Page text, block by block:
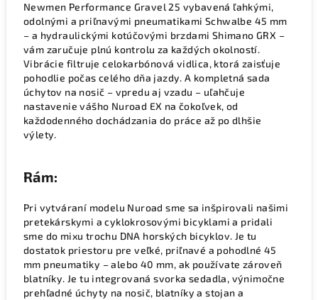
Newmen Performance Gravel 25 vybavená ľahkými,
odolnými a priľnavými pneumatikami Schwalbe 45 mm
– a hydraulickými kotúčovými brzdami Shimano GRX –
vám zaručuje plnú kontrolu za každých okolností.
Vibrácie filtruje celokarbónová vidlica, ktorá zaisťuje
pohodlie počas celého dňa jazdy. A kompletná sada
úchytov na nosič – vpredu aj vzadu – uľahčuje
nastavenie vášho Nuroad EX na čokoľvek, od
každodenného dochádzania do práce až po dlhšie
výlety.
Rám:
Pri vytváraní modelu Nuroad sme sa inšpirovali našimi
pretekárskymi a cyklokrosovými bicyklami a pridali
sme do mixu trochu DNA horských bicyklov. Je tu
dostatok priestoru pre veľké, priľnavé a pohodlné 45
mm pneumatiky – alebo 40 mm, ak používate zároveň
blatníky. Je tu integrovaná svorka sedadla, výnimočne
prehľadné úchyty na nosič, blatníky a stojan a